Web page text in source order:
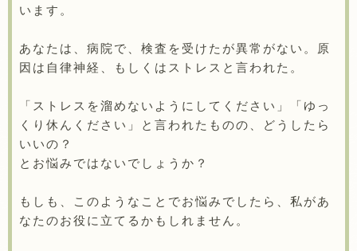
います。
あなたは、病院で、検査を受けたが異常がない。原
因は自律神経、もしくはストレスと言われた。
「ストレスを溜めないようにしてください」「ゆっ
くり休んください」と言われたものの、どうしたら
いいの？
とお悩みではないでしょうか？
もしも、このようなことでお悩みでしたら、私があ
なたのお役に立てるかもしれません。